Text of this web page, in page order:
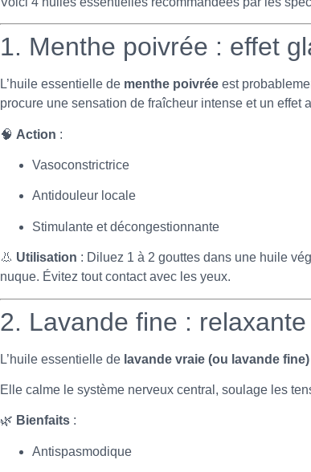
1. Menthe poivrée : effet
L’huile essentielle de menthe poivrée est
procure une sensation de fraîcheur intense et un effet
🧠 Action :
Vasoconstrictrice
Antidouleur locale
Stimulante et décongestionnante
👃 Utilisation : Diluez 1 à 2 gouttes dans une huile
nuque. Évitez tout contact avec les yeux.
2. Lavande fine :
L’huile essentielle de lavande vraie (ou lavande fine)
Elle calme le système nerveux central, soulage les
🌿 Bienfaits :
Antispasmodique